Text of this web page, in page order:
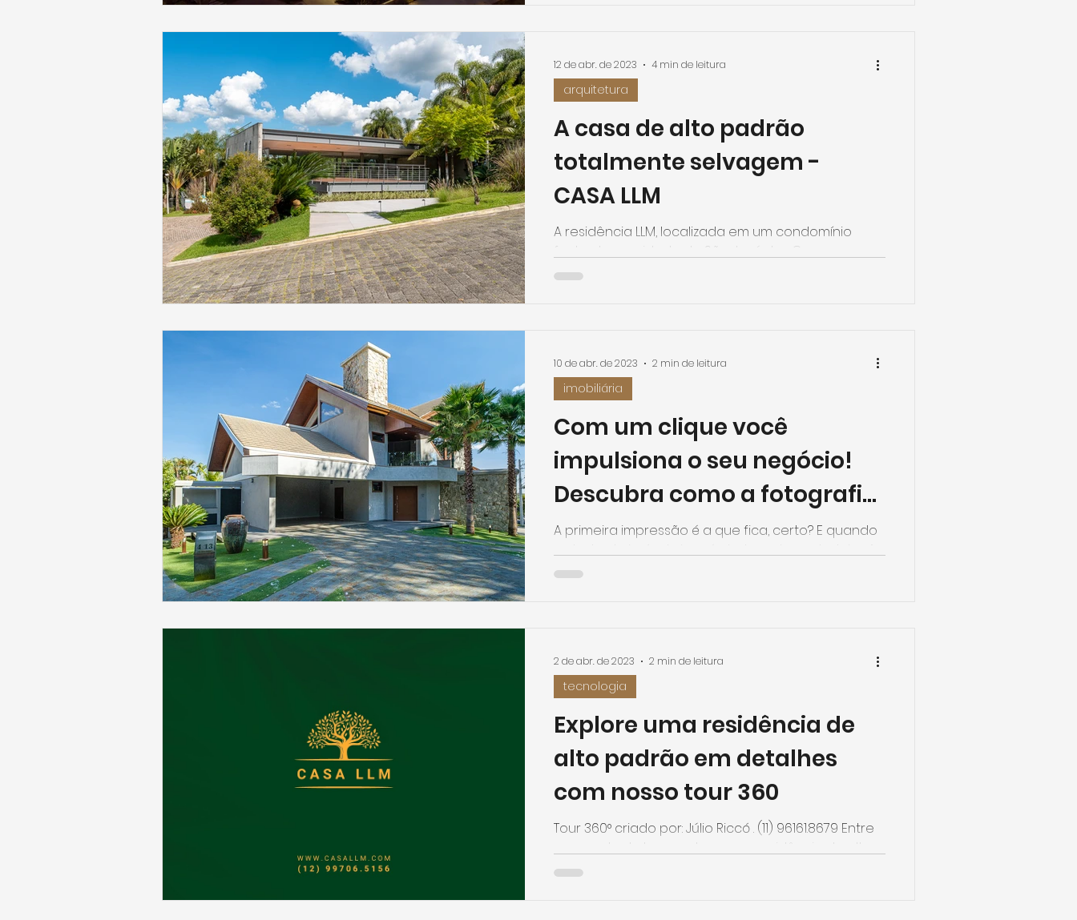
A casa de alto padrão
totalmente selvagem -
CASA LLM
A residência LLM, localizada em um condomínio
fechado, na cidade de São José dos Campos,
interior de São Paulo, é singular a começar pelo...
arquitetura
12 de abr. de 2023 4 min de leitura
Com um clique você
impulsiona o seu negócio!
Descubra como a fotografia
imobiliária pode ajudar.
A primeira impressão é a que fica, certo? E quando
fotografia imobiliária é um...
imobiliária
10 de abr. de 2023 2 min de leitura
Explore uma residência de
alto padrão em detalhes
com nosso tour 360
Tour 360° criado por: Júlio Riccó . (11) 96161.8679 Entre
no mundo do luxo: explore uma residência de alto
padrão em detalhes com nosso...
tecnologia
2 de abr. de 2023 2 min de leitura